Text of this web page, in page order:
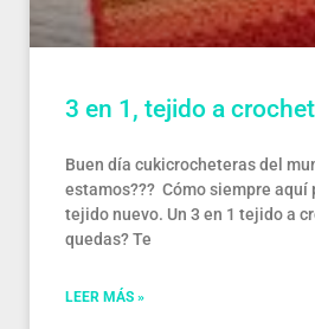
3 en 1, tejido a crochet
Buen día cukicrocheteras del
estamos??? Cómo siempre aquí
tejido nuevo. Un 3 en 1 tejido a
quedas? Te
LEER MÁS »